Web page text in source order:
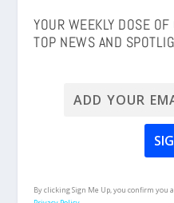
YOUR WEEKLY DOSE OF
TOP NEWS AND
By clicking Sign Me Up, you confirm you